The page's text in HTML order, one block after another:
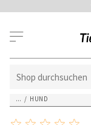
... / HUND